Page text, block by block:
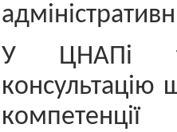
У ЦНАПі
консультацію